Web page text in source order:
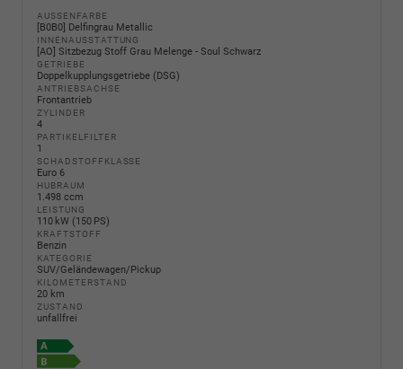
AUSSENFARBE
[B0B0] Delfingrau Metallic
INNENAUSSTATTUNG
[AO] Sitzbezug Stoff Grau Melenge - Soul Schwarz
GETRIEBE
Doppelkupplungsgetriebe (DSG)
ANTRIEBSACHSE
Frontantrieb
ZYLINDER
4
PARTIKELFILTER
1
SCHADSTOFFKLASSE
Euro 6
HUBRAUM
1.498 ccm
LEISTUNG
110 kW (150 PS)
KRAFTSTOFF
Benzin
KATEGORIE
SUV/Geländewagen/Pickup
KILOMETERSTAND
20 km
ZUSTAND
unfallfrei